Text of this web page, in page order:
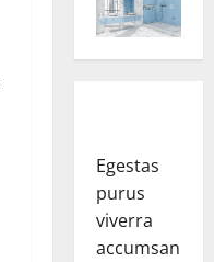
Egestas
purus
viverra
accumsan